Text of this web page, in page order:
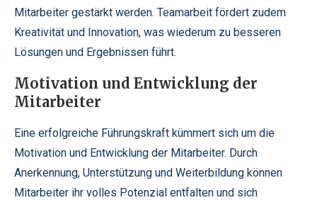
Mitarbeiter gestärkt werden. Teamarbeit fördert zudem
Kreativität und Innovation, was wiederum zu besseren
Lösungen und Ergebnissen führt.
Motivation und Entwicklung der
Mitarbeiter
Eine erfolgreiche Führungskraft kümmert sich um die
Motivation und Entwicklung der Mitarbeiter. Durch
Anerkennung, Unterstützung und Weiterbildung können
Mitarbeiter ihr volles Potenzial entfalten und sich